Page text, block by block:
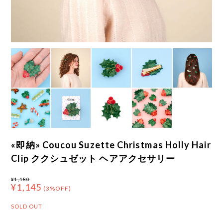
«即納» Coucou Suzette Christmas Holly Hair
Clip ククシュゼット ヘアアクセサリー
¥1,180
¥1,145 (3%OFF)
SOLD OUT